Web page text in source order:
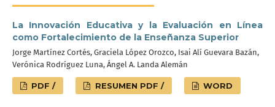
La Innovación Educativa y la Evaluación en Línea
como Fortalecimiento de la Enseñanza Superior
Jorge Martínez Cortés, Graciela López Orozco, Isai Alí Guevara Bazán,
Verónica Rodríguez Luna, Ángel A. Landa Alemán
PDF / RESUMEN PDF / WORD